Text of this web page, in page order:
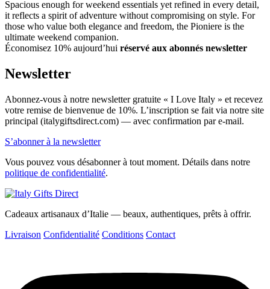
Spacious enough for weekend essentials yet refined in every detail,
it reflects a spirit of adventure without compromising on style. For
those who value both elegance and freedom, the Pioniere is the
ultimate weekend companion.
Économisez 10% aujourd’hui réservé aux abonnés newsletter
Newsletter
Abonnez-vous à notre newsletter gratuite « I Love Italy » et recevez
votre remise de bienvenue de 10%. L’inscription se fait via notre site
principal (italygiftsdirect.com) — avec confirmation par e-mail.
S’abonner à la newsletter
Vous pouvez vous désabonner à tout moment. Détails dans notre
politique de confidentialité.
Cadeaux artisanaux d’Italie — beaux, authentiques, prêts à offrir.
Livraison Confidentialité Conditions Contact